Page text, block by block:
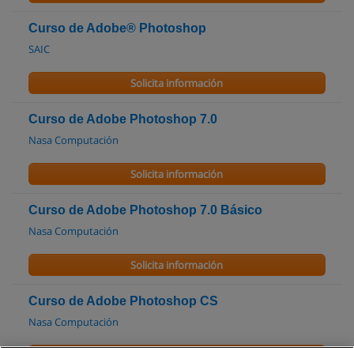
Curso de Adobe® Photoshop
SAIC
Solicita información
Curso de Adobe Photoshop 7.0
Nasa Computación
Solicita información
Curso de Adobe Photoshop 7.0 Básico
Nasa Computación
Solicita información
Curso de Adobe Photoshop CS
Nasa Computación